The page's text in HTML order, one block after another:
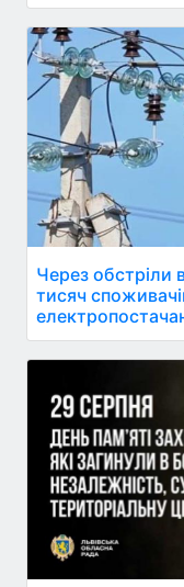
Через обстріли
тисяч